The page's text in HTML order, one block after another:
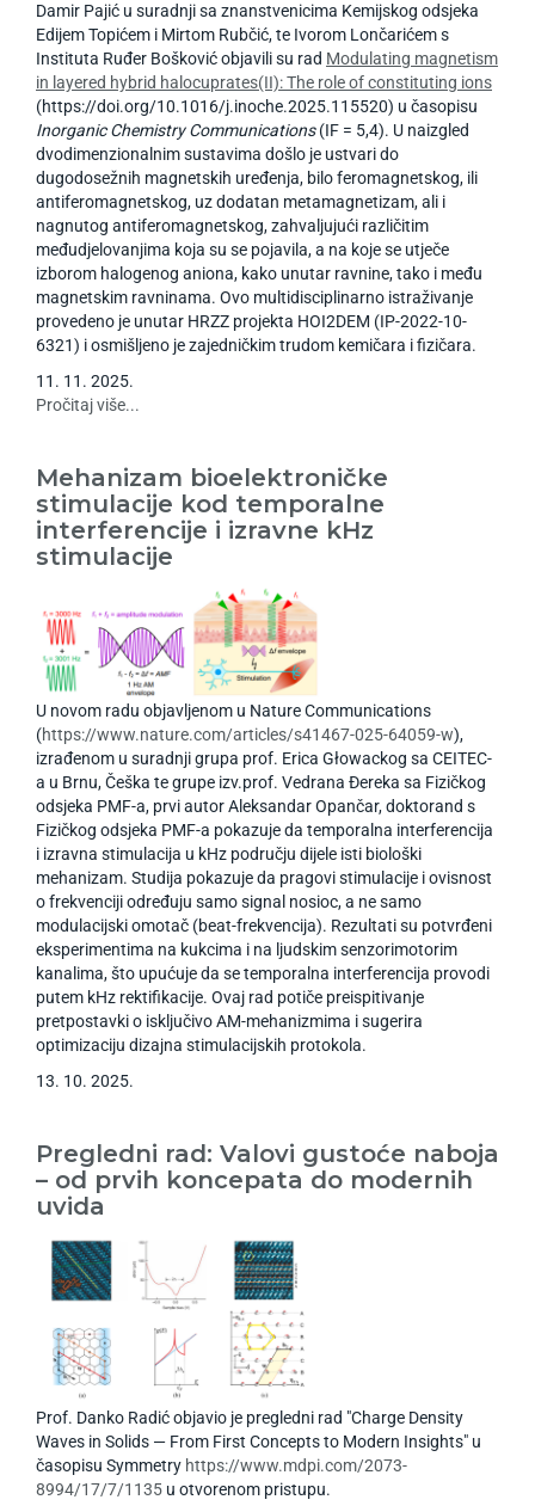
Damir Pajić u suradnji sa znanstvenicima Kemijskog odsjeka
Edijem Topićem i Mirtom Rubčić, te Ivorom Lončarićem s
Instituta Ruđer Bošković objavili su rad Modulating magnetism
in layered hybrid halocuprates(II): The role of constituting ions
(https://doi.org/10.1016/j.inoche.2025.115520) u časopisu
Inorganic Chemistry Communications(IF = 5,4). U naizgled
dvodimenzionalnim sustavima došlo je ustvari do
dugodosežnih magnetskih uređenja, bilo feromagnetskog, ili
antiferomagnetskog, uz dodatan metamagnetizam, ali i
nagnutog antiferomagnetskog, zahvaljujući različitim
međudjelovanjima koja su se pojavila, a na koje se utječe
izborom halogenog aniona, kako unutar ravnine, tako i među
magnetskim ravninama. Ovo multidisciplinarno istraživanje
provedeno je unutar HRZZ projekta HOI2DEM (IP-2022-10-
6321) i osmišljeno je zajedničkim trudom kemičara i fizičara.
11 . 11 . 2025.
Pročitaj više...
Mehanizam bioelektroničke
stimulacije kod temporalne
interferencije i izravne kHz
stimulacije
U novom radu objavljenom u Nature Communications
(https://www.nature.com/articles/s41467-025-64059-w),
izrađenom u suradnji grupa prof. Erica Głowackog sa CEITEC-
a u Brnu, Češka te grupe izv.prof. Vedrana Đereka sa Fizičkog
odsjeka PMF-a, prvi autor Aleksandar Opančar, doktorand s
Fizičkog odsjeka PMF-a pokazuje da temporalna interferencija
i izravna stimulacija u kHz području dijele isti biološki
mehanizam. Studija pokazuje da pragovi stimulacije i ovisnost
o frekvenciji određuju samo signal nosioc, a ne samo
modulacijski omotač (beat-frekvencija). Rezultati su potvrđeni
eksperimentima na kukcima i na ljudskim senzorimotorim
kanalima, što upućuje da se temporalna interferencija provodi
putem kHz rektifikacije. Ovaj rad potiče preispitivanje
pretpostavki o isključivo AM-mehanizmima i sugerira
optimizaciju dizajna stimulacijskih protokola.
13. 10. 2025.
Pregledni rad: Valovi gustoće naboja
– od prvih koncepata do modernih
uvida
Prof. Danko Radić objavio je pregledni rad "Charge Density
Waves in Solids — From First Concepts to Modern Insights" u
časopisu Symmetry https://www.mdpi.com/2073-
8994/17/7/1135 u otvorenom pristupu.